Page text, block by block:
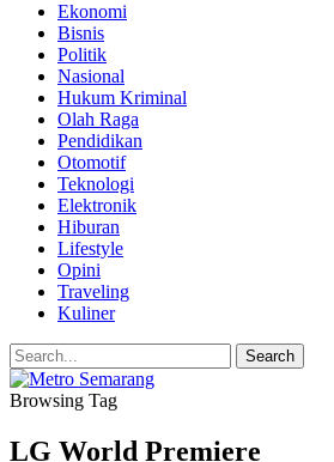
Ekonomi
Bisnis
Politik
Nasional
Hukum Kriminal
Olah Raga
Pendidikan
Otomotif
Teknologi
Elektronik
Hiburan
Lifestyle
Opini
Traveling
Kuliner
Browsing Tag
LG World Premiere